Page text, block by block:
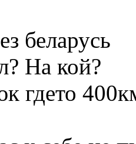
беларусь
На кой?
гдето